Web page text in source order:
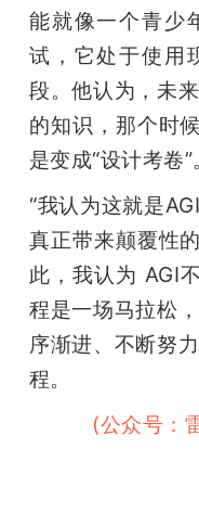
能就像一个青少
试，它处于使用
段。他认为，未
的知识，那个时
是变成“设计考卷”
“我认为这就是
真正带来颠覆性
此，我认为 AGI
程是一场马拉松
序渐进、不断努
程。
(公众号：